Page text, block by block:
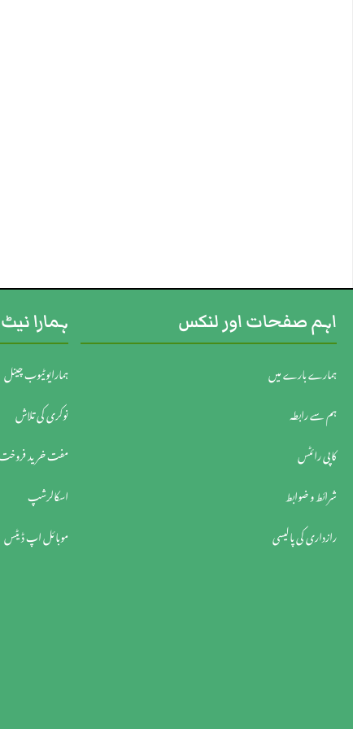
اہم صفحات اور لنکس
ہمارے بارے میں
ہم سے رابطہ
کاپی رائٹس
شرائط و ضوابط
رازداری کی پالیسی
ہمارا
ہمارایوٹیوب چینل
نوکری کی تلاش
مفت خرید
اسکالرشپ
موبائل اپ ڈیٹس